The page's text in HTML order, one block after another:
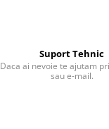
Suport Tehnic
Daca ai nevoie te ajutam
sau e-mail.